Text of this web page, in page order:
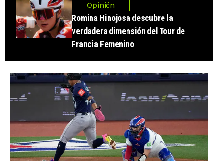
Opinión
Romina Hinojosa descubre la
verdadera dimensión del Tour de
Francia Femenino